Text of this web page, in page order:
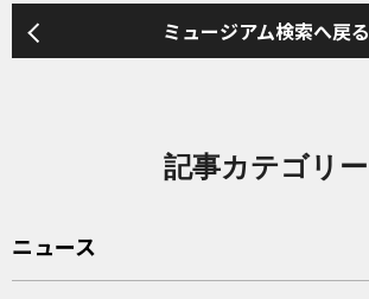
ミュージアム検索へ戻る
記事カテゴリー
ニュース